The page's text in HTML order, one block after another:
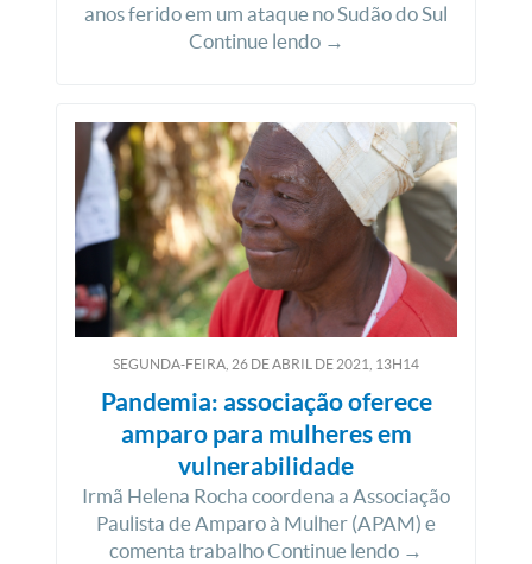
anos ferido em um ataque no Sudão do Sul
Continue lendo →
SEGUNDA-FEIRA, 26 DEABRIL DE 2021, 13H14
Pandemia: associação oferece
amparo para mulheres em
vulnerabilidade
Irmã Helena Rocha coordena a Associação
Paulista de Amparo à Mulher (APAM) e
comenta trabalho Continue lendo →